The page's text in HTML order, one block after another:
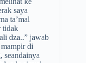
saya
ta’mal
tidak
dza..” jawab
di
seandainya